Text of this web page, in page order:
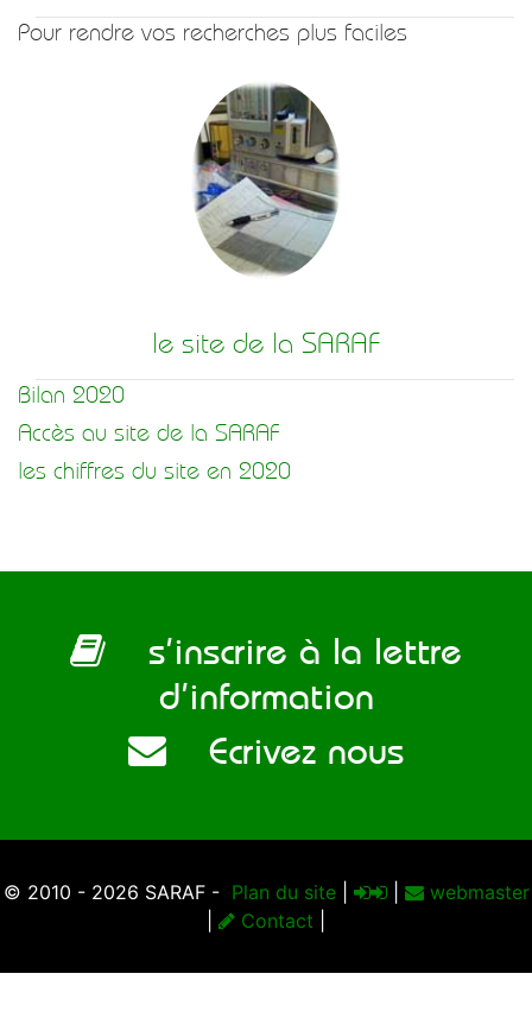
Pour rendre vos recherches plus faciles
le site de la SARAF
Bilan 2020
Accès au site de la SARAF
les chiffres du site en 2020
s’inscrire à la lettre
d’information
Ecrivez nous
© 2010 - 2026 SARAF - Plan du site|
webmaster
Contact